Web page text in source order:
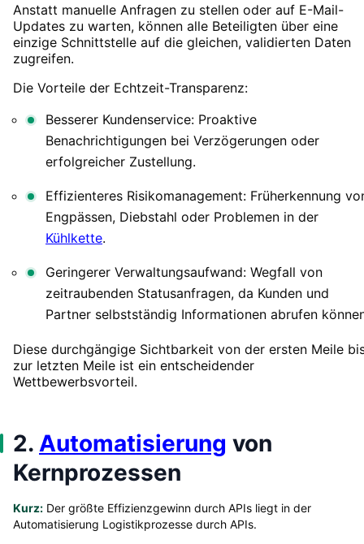
Anstatt manuelle Anfragen zu stellen oder auf E-Mail-
Updates zu warten, können alle Beteiligten über eine
einzige Schnittstelle auf die gleichen, validierten Daten
zugreifen.
Die Vorteile der Echtzeit-Transparenz:
Besserer Kundenservice: Proaktive
Benachrichtigungen bei Verzögerungen oder
erfolgreicher Zustellung.
Effizienteres Risikomanagement: Früherkennung
Engpässen, Diebstahl oder Problemen in der
Kühlkette.
Geringerer Verwaltungsaufwand: Wegfall von
zeitraubenden Statusanfragen, da Kunden und
Partner selbstständig Informationen abrufen
Diese durchgängige Sichtbarkeit von der ersten Meile
zur letzten Meile ist ein entscheidender
Wettbewerbsvorteil.
2. Automatisierung von
Kernprozessen
Kurz: Der größte Effizienzgewinn durch APIs liegt in der
Automatisierung Logistikprozesse durch APIs.